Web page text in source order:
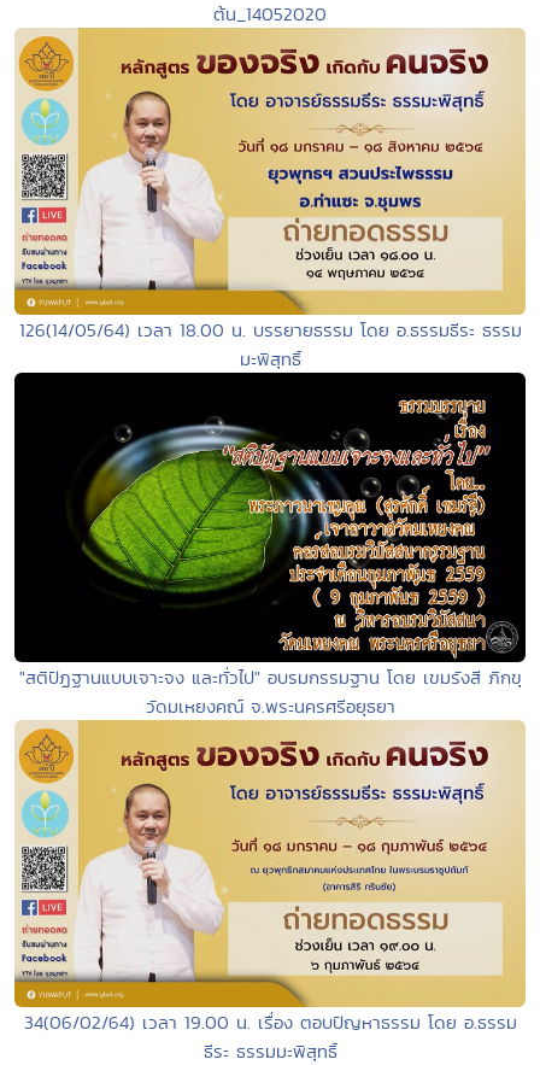
ต้น_14052020
126(14/05/64) เวลา 18.00 น. บรรยายธรรม โดย อ.ธรรมธีระ ธรรม
มะพิสุทธิ์
"สติปัฏฐานแบบเจาะจง และทั่วไป" อบรมกรรมฐาน โดย เขมรังสี ภิกขุ
วัดมเหยงคณ์ จ.พระนครศรีอยุธยา
34(06/02/64) เวลา 19.00 น. เรื่อง ตอบปัญหาธรรม โดย อ.ธรรม
ธีระ ธรรมมะพิสุทธิ์